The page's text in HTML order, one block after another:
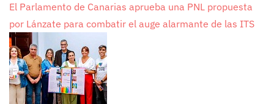
El Parlamento de Canarias aprueba una PNL propuesta
por Lánzate para combatir el auge alarmante de las ITS